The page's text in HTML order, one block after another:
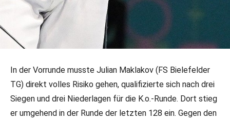
08.04.2025 DFB-PR/Jannik Schneider• DFB-Team
Junioren- und Kadetten WM in Wuxi,
Tag 2: Julian Maklakov erreicht
Viertelfinale!
In der Vorrunde musste Julian Maklakov (FS Bielefelder
TG) direkt volles Risiko gehen, qualifizierte sich nach drei
Siegen und drei Niederlagen für die K.o.-Runde. Dort stieg
er umgehend in der Runde der letzten 128 ein. Gegen den